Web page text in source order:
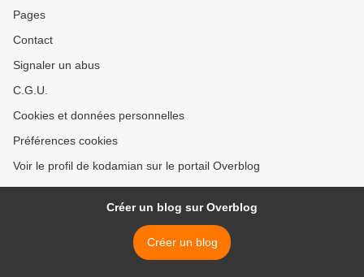
Pages
Contact
Signaler un abus
C.G.U.
Cookies et données personnelles
Préférences cookies
Voir le profil de kodamian sur le portail Overblog
Créer un blog sur Overblog
Créer un blog